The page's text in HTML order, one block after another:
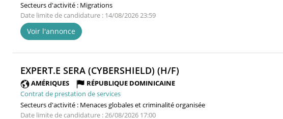
Secteurs d'activité : Migrations
Date limite de candidature : 14/08/2026 23:59
Voir l'annonce
EXPERT.E SERA (CYBERSHIELD) (H/F)
AMÉRIQUES
RÉPUBLIQUE DOMINICAINE
Contrat de prestation de services
Secteurs d'activité : Menaces globales et criminalité organisée
Date limite de candidature : 26/08/2026 17:00